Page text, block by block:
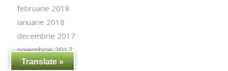
februarie 2018
ianuarie 2018
decembrie 2017
noiembrie 2017
octombrie 2017
Translate »